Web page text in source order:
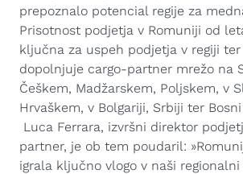
prepoznalo potencial regije za
Prisotnost podjetja v Romuniji od
ključna za uspeh podjetja v regiji
dopolnjuje cargo-partner mrežo na
Češkem, Madžarskem, Poljskem, v
Hrvaškem, v Bolgariji, Srbiji ter
Luca Ferrara, izvršni direktor
partner, je ob tem poudaril:
igrala ključno vlogo v naši regionalni